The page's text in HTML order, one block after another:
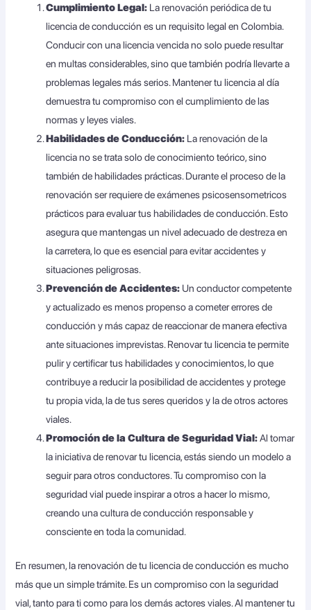
Cumplimiento Legal: La renovación periódica de tu
licencia de conducción es un requisito legal en Colombia.
Conducir con una licencia vencida no solo puede resultar
en multas considerables, sino que también podría llevarte a
problemas legales más serios. Mantener tu licencia al día
demuestra tu compromiso con el cumplimiento de las
normas y leyes viales.
Habilidades de Conducción: La renovación de la
licencia no se trata solo de conocimiento teórico, sino
también de habilidades prácticas. Durante el proceso de la
renovación ser requiere de exámenes psicosensometricos
prácticos para evaluar tus habilidades de conducción. Esto
asegura que mantengas un nivel adecuado de destreza en
la carretera, lo que es esencial para evitar accidentes y
situaciones peligrosas.
Prevención de Accidentes: Un conductor competente
y actualizado es menos propenso a cometer errores de
conducción y más capaz de reaccionar de manera efectiva
ante situaciones imprevistas. Renovar tu licencia te permite
pulir y certificar tus habilidades y conocimientos, lo que
contribuye a reducir la posibilidad de accidentes y protege
tu propia vida, la de tus seres queridos y la de otros actores
viales.
Promoción de la Cultura de Seguridad Vial:Al tomar
la iniciativa de renovar tu licencia, estás siendo un modelo a
seguir para otros conductores. Tu compromiso con la
seguridad vial puede inspirar a otros a hacer lo mismo,
creando una cultura de conducción responsable y
consciente en toda la comunidad.
En resumen, la renovación de tu licencia de conducción es mucho
más que un simple trámite. Es un compromiso con la seguridad
vial, tanto para ti como para los demás actores viales. Al mantener tu